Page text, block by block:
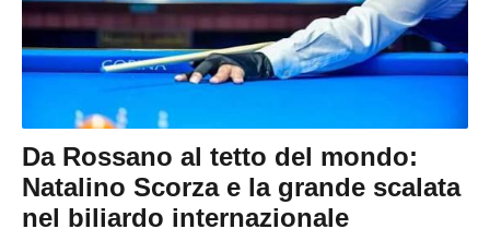
Da Rossano al tetto del mondo:
Natalino Scorza e la grande scalata
nel biliardo internazionale